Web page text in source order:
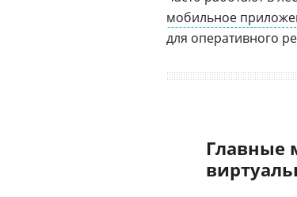
мобильное
для оперативного
Главные